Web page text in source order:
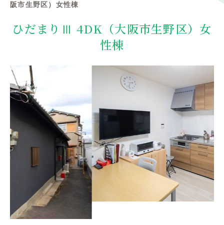
阪市生野区）女性棟
ひだまりⅢ 4DK（大阪市生野区）女
性棟